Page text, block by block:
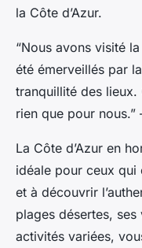
la Côte d’Azur.
“Nous avons visité
été émerveillés par
tranquillité des lieux.
rien que pour nous.”
La Côte d’Azur en
idéale pour ceux qui
et à découvrir
plages désertes,
activités variées,